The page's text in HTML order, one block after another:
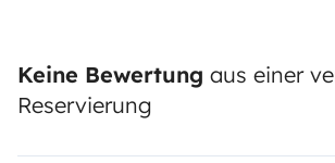
Keine Bewertung aus einer
Reservierung